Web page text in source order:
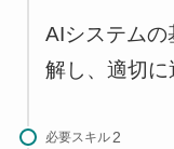
AIシステムの
解し、適切に
必要スキル